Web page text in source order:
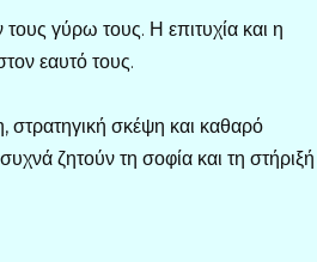
γύρω τους. Η επιτυχία και η
εαυτό τους.
σκέψη και καθαρό
ζητούν τη σοφία και τη στήριξή